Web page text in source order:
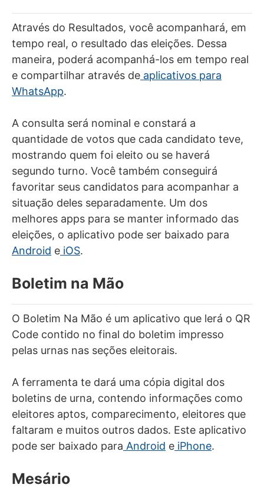
Através do Resultados, você acompanhará, em
tempo real, o resultado das eleições. Dessa
maneira, poderá acompanhá-los em tempo real
e compartilhar através de aplicativos para
WhatsApp.
A consulta será nominal e constará a
quantidade de votos que cada candidato teve,
mostrando quem foi eleito ou se haverá
segundo turno. Você também conseguirá
favoritar seus candidatos para acompanhar a
situação deles separadamente. Um dos
melhores apps para se manter informado das
eleições, o aplicativo pode ser baixado para
Android e iOS.
Boletim na Mão
O Boletim Na Mão é um aplicativo que lerá o QR
Code contido no final do boletim impresso
pelas urnas nas seções eleitorais.
A ferramenta te dará uma cópia digital dos
boletins de urna, contendo informações como
eleitores aptos, comparecimento, eleitores que
faltaram e muitos outros dados. Este aplicativo
pode ser baixado para Android e iPhone.
Mesário